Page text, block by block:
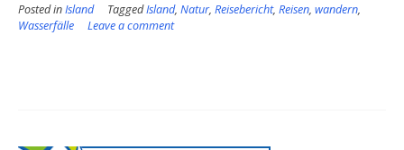
Norden”
Posted inIsland TaggedIsland, Natur, Reisebericht, Reisen, wandern,
Wasserfälle
Leave a comment